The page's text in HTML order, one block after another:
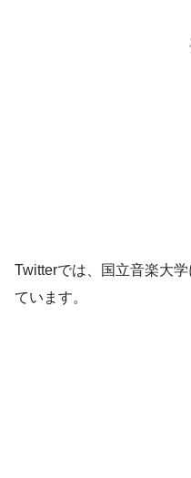
Twitterでは、国立音楽大
ています。